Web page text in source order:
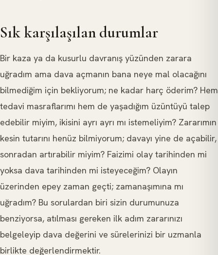
Sık karşılaşılan durumlar
Bir kaza ya da kusurlu davranış yüzünden zarara
uğradım ama dava açmanın bana neye mal olacağını
bilmediğim için bekliyorum; ne kadar harç öderim? Hem
tedavi masraflarımı hem de yaşadığım üzüntüyü talep
edebilir miyim, ikisini ayrı ayrı mı istemeliyim? Zararımın
kesin tutarını henüz bilmiyorum; davayı yine de açabilir,
sonradan artırabilir miyim? Faizimi olay tarihinden mi
yoksa dava tarihinden mi isteyeceğim? Olayın
üzerinden epey zaman geçti; zamanaşımına mı
uğradım? Bu sorulardan biri sizin durumunuza
benziyorsa, atılması gereken ilk adım zararınızı
belgeleyip dava değerini ve sürelerinizi bir uzmanla
birlikte değerlendirmektir.